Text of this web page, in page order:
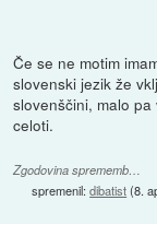
Če se ne motim
slovenski jezik že
slovenščini, malo
celoti.
Zgodovina sprememb…
spremenil:dibatist(8.